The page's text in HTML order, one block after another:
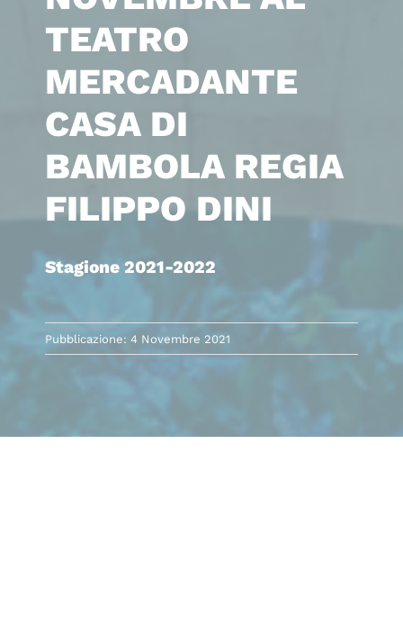
TEATRO
MERCADANTE
CASA DI
BAMBOLA REGIA
FILIPPO DINI
Stagione 2021-2022
Pubblicazione: 4 Novembre 2021